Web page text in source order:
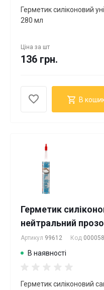
Герметик силіконовий
280 мл
Ціна за шт
136 грн.
В
Герметик
нейтральний
Артикул 99612 Код
В наявності
Герметик силіконовий